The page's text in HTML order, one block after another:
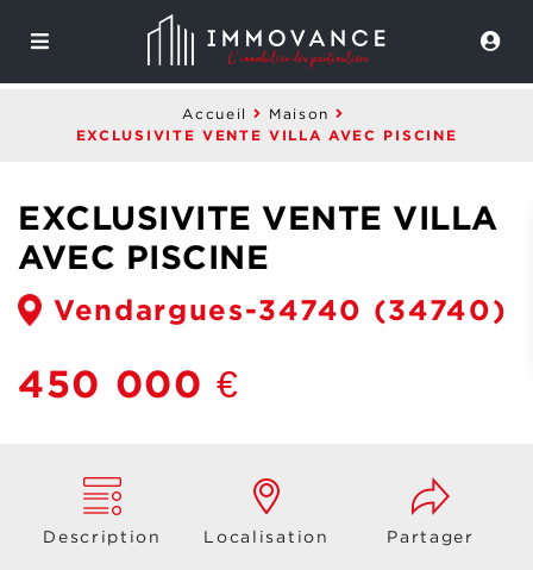
Accueil Maison
EXCLUSIVITE VENTE VILLA AVEC PISCINE
EXCLUSIVITE VENTE VILLA
AVEC PISCINE
Vendargues-34740 (34740)
450 000 €
Description Localisation Partager